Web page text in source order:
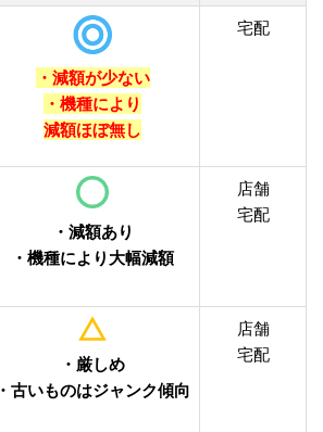
・減額が少ない
・機種により
減額ほぼ無し
宅配
・減額あり
・機種により大幅減額
店舗
宅配
・厳しめ
・古いものはジャンク傾向
店舗
宅配